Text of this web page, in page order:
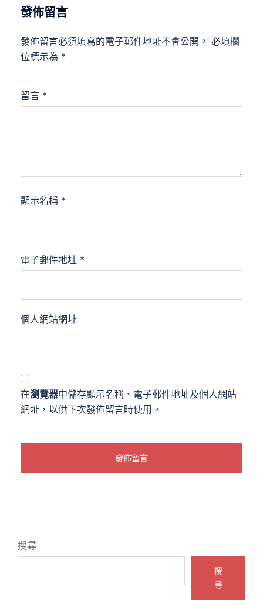
發佈留言
發佈留言必須填寫的電子郵件地址不會公開。 必填欄
位標示為 *
留言 *
顯示名稱 *
電子郵件地址 *
個人網站網址
在瀏覽器中儲存顯示名稱、電子郵件地址及個人網站
網址，以供下次發佈留言時使用。
搜尋
搜
尋